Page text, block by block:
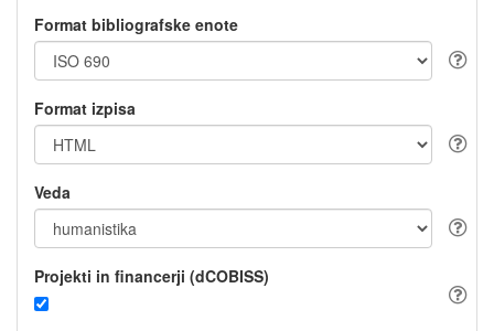
Format bibliografske enote
Format izpisa
Veda
Projekti in financerji (dCOBISS)